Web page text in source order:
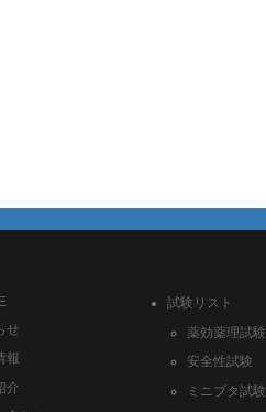
せ
報
介
試験リスト
薬効薬理試験
安全性試験
ミニブタ試験